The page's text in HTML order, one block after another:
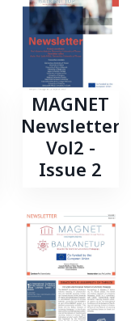
MAGNET
Newsletter
Vol2 -
Issue 2